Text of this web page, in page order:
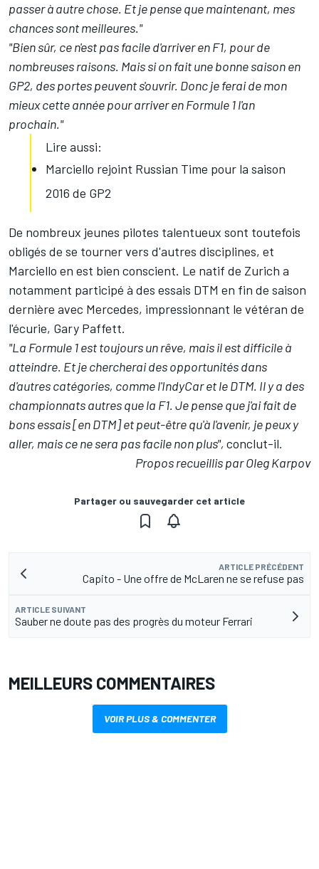
passer à autre chose. Et je pense que maintenant, mes
chances sont meilleures."
"Bien sûr, ce n'est pas facile d'arriver en F1, pour de
nombreuses raisons. Mais si on fait une bonne saison en
GP2, des portes peuvent s'ouvrir. Donc je ferai de mon
mieux cette année pour arriver en Formule 1 l'an
prochain."
Lire aussi:
Marciello rejoint Russian Time pour la saison
2016 de GP2
De nombreux jeunes pilotes talentueux sont toutefois
obligés de se tourner vers d'autres disciplines, et
Marciello en est bien conscient. Le natif de Zurich a
notamment participé à des essais DTM en fin de saison
dernière avec Mercedes, impressionnant le vétéran de
l'écurie, Gary Paffett.
"La Formule 1 est toujours un rêve, mais il est difficile à
atteindre. Et je chercherai des opportunités dans
d'autres catégories, comme l'IndyCar et le DTM. Il y a des
championnats autres que la F1. Je pense que j'ai fait de
bons essais [en DTM] et peut-être qu'à l'avenir, je peux y
aller, mais ce ne sera pas facile non plus", conclut-il.
Propos recueillis par Oleg Karpov
Partager ou sauvegarder cet article
ARTICLE PRÉCÉDENT
Capito - Une offre de McLaren ne se refuse pas
ARTICLE SUIVANT
Sauber ne doute pas des progrès du moteur Ferrari
MEILLEURS COMMENTAIRES
VOIR PLUS & COMMENTER